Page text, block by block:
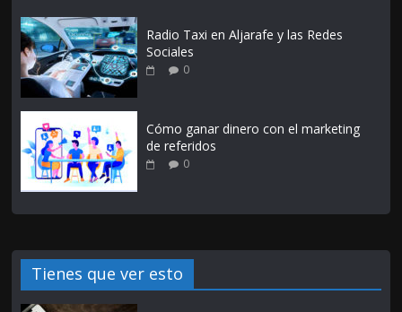
Radio Taxi en Aljarafe y las Redes
Sociales
0
Cómo ganar dinero con el marketing
de referidos
0
Tienes que ver esto